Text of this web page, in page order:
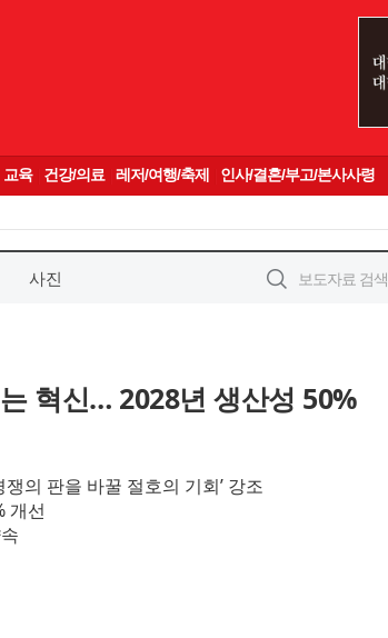
사진
혁신… 2028년 생산성 50%
의 판을 바꿀 절호의 기회’ 강조
개선